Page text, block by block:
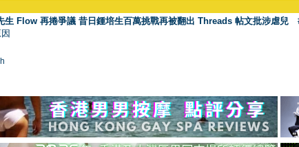
生 Flow 再捲爭議 昔日鍾培生百萬挑戰再被翻出 Threads 帖文批涉虐兒